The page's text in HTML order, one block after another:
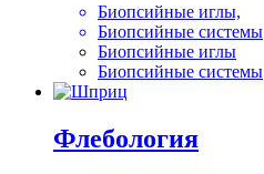
Биопсийные иглы,
Биопсийные системы
Биопсийные иглы
Биопсийные системы
Флебология